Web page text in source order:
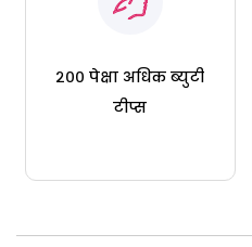
२०० पेक्षा अधिक ब्युटी
टीप्स